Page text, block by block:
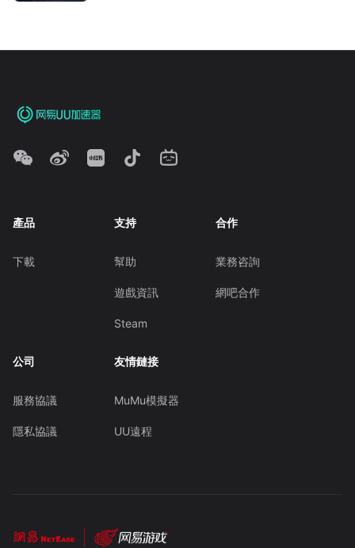
產品
下載
支持
幫助
遊戲資訊
Steam
合作
業務咨詢
網吧合作
公司
服務協議
隱私協議
友情鏈接
MuMu模擬器
UU遠程